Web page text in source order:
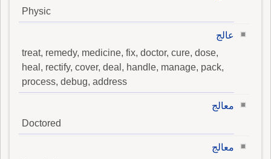
Physic
عالج
treat, remedy, medicine, fix, doctor, cure, dose,
heal, rectify, cover, deal, handle, manage, pack,
process, debug, address
معالج
Doctored
معالج